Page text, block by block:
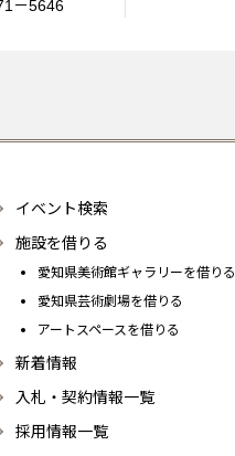
－5646
イベント検索
施設を借りる
愛知県美術館ギャラリーを借りる
愛知県芸術劇場を借りる
アートスペースを借りる
新着情報
入札・契約情報一覧
採用情報一覧